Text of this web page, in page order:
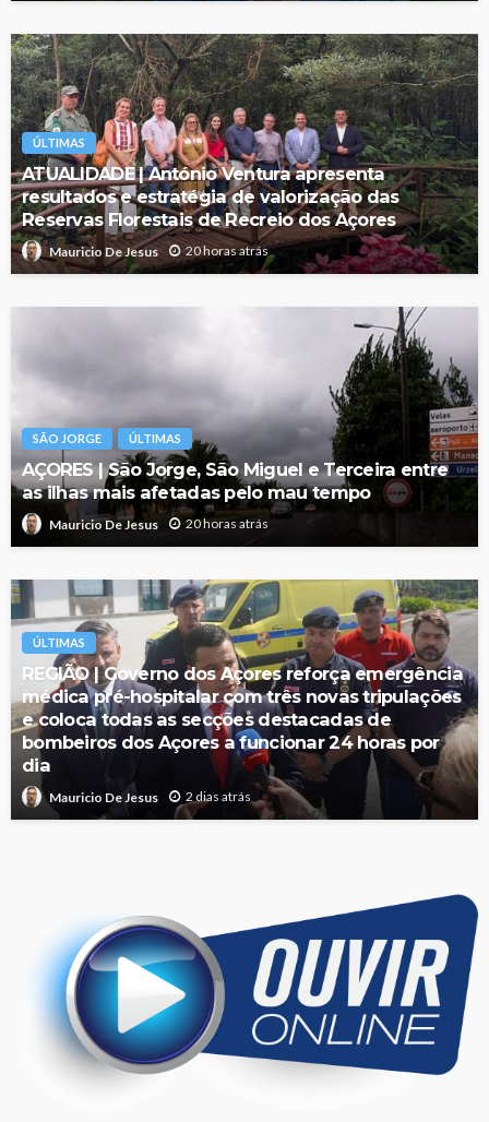
ÚLTIMAS
ATUALIDADE | António Ventura apresenta
resultados e estratégia de valorização das
Reservas Florestais de Recreio dos Açores
Mauricio De Jesus 20 horas atrás
SÃO JORGE ÚLTIMAS
AÇORES | São Jorge, São Miguel e Terceira entre
as ilhas mais afetadas pelo mau tempo
Mauricio De Jesus 20 horas atrás
ÚLTIMAS
REGIÃO | Governo dos Açores reforça emergência
médica pré-hospitalar com três novas tripulações
e coloca todas as secções destacadas de
bombeiros dos Açores a funcionar 24 horas por
dia
Mauricio De Jesus 2 dias atrás